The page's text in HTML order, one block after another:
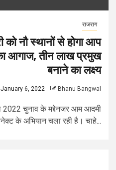
राजराग
नौ स्थानों से होगा आप
आगाज, तीन लाख प्रमुख
बनाने का लक्ष्य
January 6, 2022 Bhanu Bangwal
2022 चुनाव के मद्देनजर आम आदमी
के अभियान चला रही है। चाहे...